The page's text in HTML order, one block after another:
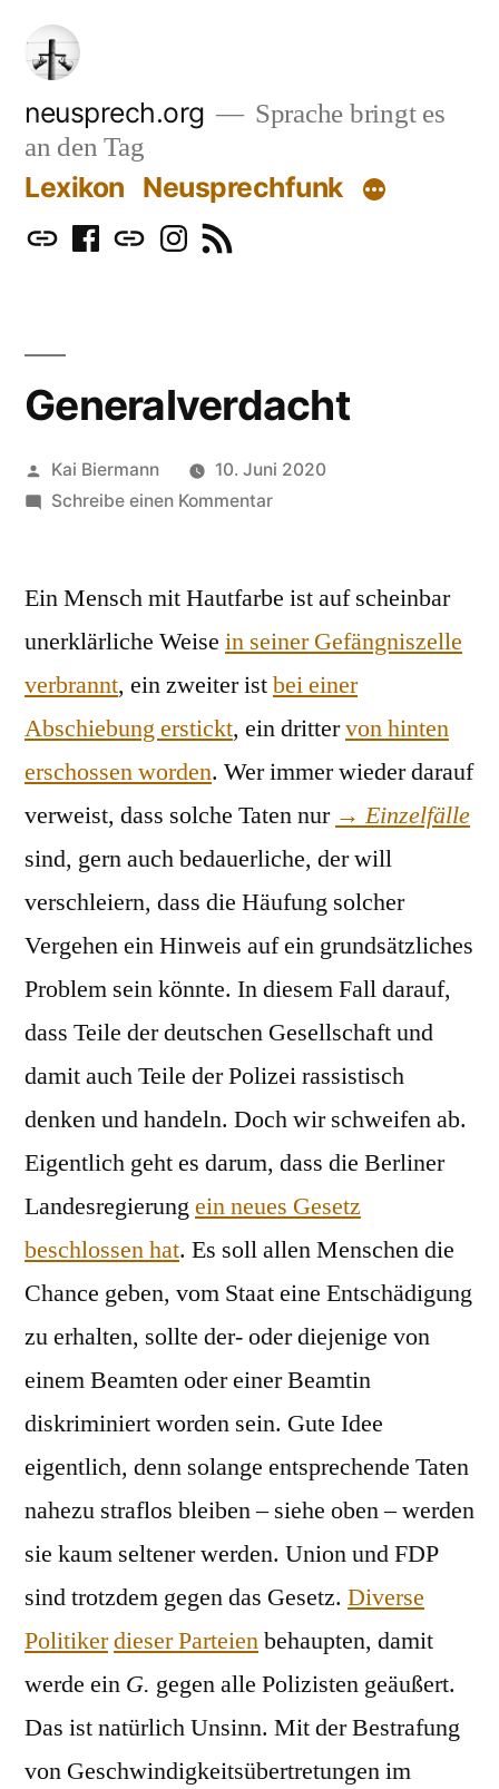
Zum
Inhalt
springen
neusprech.org
Sprache bringt es
an den Tag
Lexikon Neusprechfunk
MastodonFacebook
BlueskyInstagram
RSS
Generalverdacht
Veröffentlicht
von
Kai Biermann
10. Juni 2020
Schreibe einen Kommentarzu
Ein Mensch mit Hautfarbe ist auf scheinbar
unerklärliche Weise in seiner Gefängniszelle
verbrannt, ein zweiter istbei einer
Abschiebung erstickt, ein drittervon hinten
erschossen worden. Wer immer wieder darauf
verweist, dass solche Taten nur → Einzelfälle
sind, gern auch bedauerliche, der will
verschleiern, dass die Häufung solcher
Vergehen ein Hinweis auf ein grundsätzliches
Problem sein könnte. In diesem Fall darauf,
dass Teile der deutschen Gesellschaft und
damit auch Teile der Polizei rassistisch
denken und handeln. Doch wir schweifen ab.
Eigentlich geht es darum, dass die Berliner
Landesregierungein neues Gesetz
beschlossen hat. Es soll allen Menschen die
Chance geben, vom Staat eine Entschädigung
zu erhalten, sollte der- oder diejenige von
einem Beamten oder einer Beamtin
diskriminiert worden sein. Gute Idee
eigentlich, denn solange entsprechende Taten
nahezu straflos bleiben – siehe oben – werden
sie kaum seltener werden. Union und FDP
sind trotzdem gegen das Gesetz. Diverse
Politikerdieser Parteienbehaupten, damit
werde ein G. gegen alle Polizisten geäußert.
Das ist natürlich Unsinn. Mit der Bestrafung
von Geschwindigkeitsübertretungen im